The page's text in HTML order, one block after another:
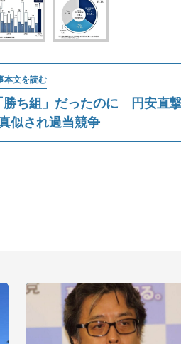
本文を読む
ち組」だったのに 円安直
似され過当競争